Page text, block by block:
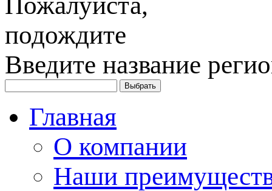
Введите название
Главная
О компании
Наши